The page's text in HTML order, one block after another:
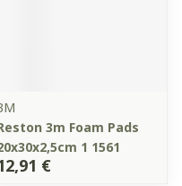
3m Foam Pads
1 1561
€